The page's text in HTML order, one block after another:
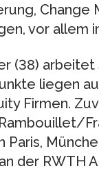
vor allem
(38)
liegen
Firmen.
Paris,
der RWTH